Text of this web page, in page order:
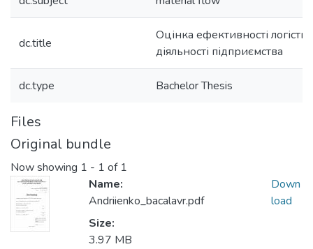
dc.title
Оцінка ефективності
діяльності підприємства
dc.type Bachelor Thesis
Files
Original bundle
Now showing 1 - 1 of 1
Name:
Andriienko_bacalavr.pdf
Size:
3.97 MB
Down
load